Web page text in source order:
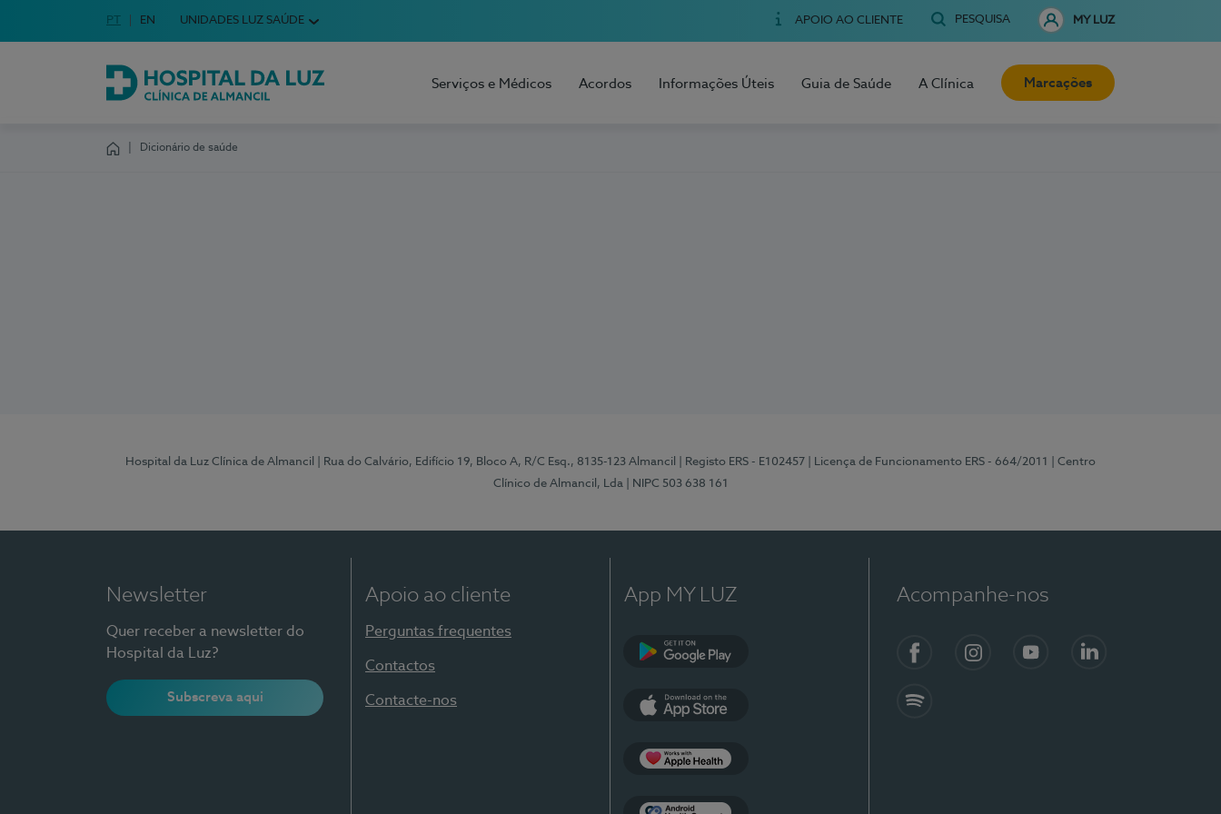
Escolha o seu idioma
Idioma em Português
PT English Language
EN UNIDADES LUZ SAÚDE APOIO AO CLIENTE PESQUISA MY LUZ
Hospital da Luz Clínica de Almancil
Serviços e Médicos Acordos Informações Úteis Guia de Saúde A Clínica Marcações
Dicionário de saúde
Hospital da Luz Clínica de Almancil | Rua do Calvário, Edifício 19, Bloco A, R/C Esq., 8135-123 Almancil | Registo ERS - E102457 | Licença de Funcionamento ERS - 664/2011
| Centro
Clínico de Almancil, Lda
| NIPC 503 638 161
Newsletter
Quer receber a newsletter do
Hospital da Luz?
Subscreva aqui
Apoio ao cliente
Perguntas frequentes
Contactos
Contacte-nos
App MY LUZ Acompanhe-nos